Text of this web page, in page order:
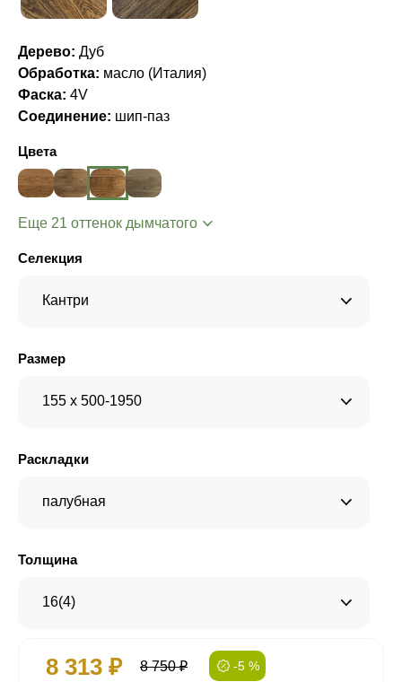
Дерево: Дуб
Обработка: масло (Италия)
Фаска: 4V
Соединение: шип-паз
Цвета
Еще 21 оттенок дымчатого
Селекция
Кантри
Размер
155 x 500-1950
Раскладки
палубная
Толщина
16(4)
8 313 ₽ 8 750 ₽ -5 %